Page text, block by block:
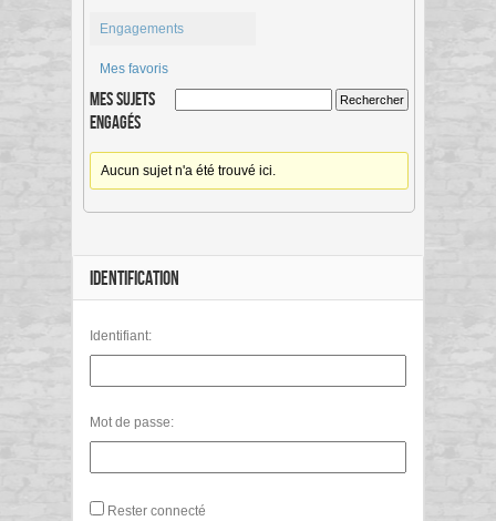
Engagements
Mes favoris
Mes sujets
engagés
Aucun sujet n'a été trouvé ici.
IDENTIFICATION
Identifiant:
Mot de passe:
Rester connecté